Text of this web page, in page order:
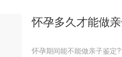
怀孕多久才能做
怀孕期间能不能做亲子鉴定